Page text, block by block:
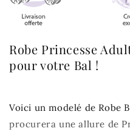
Robe Princesse
pour votre Bal !
Voici un modelé de Robe
procurera une allure de